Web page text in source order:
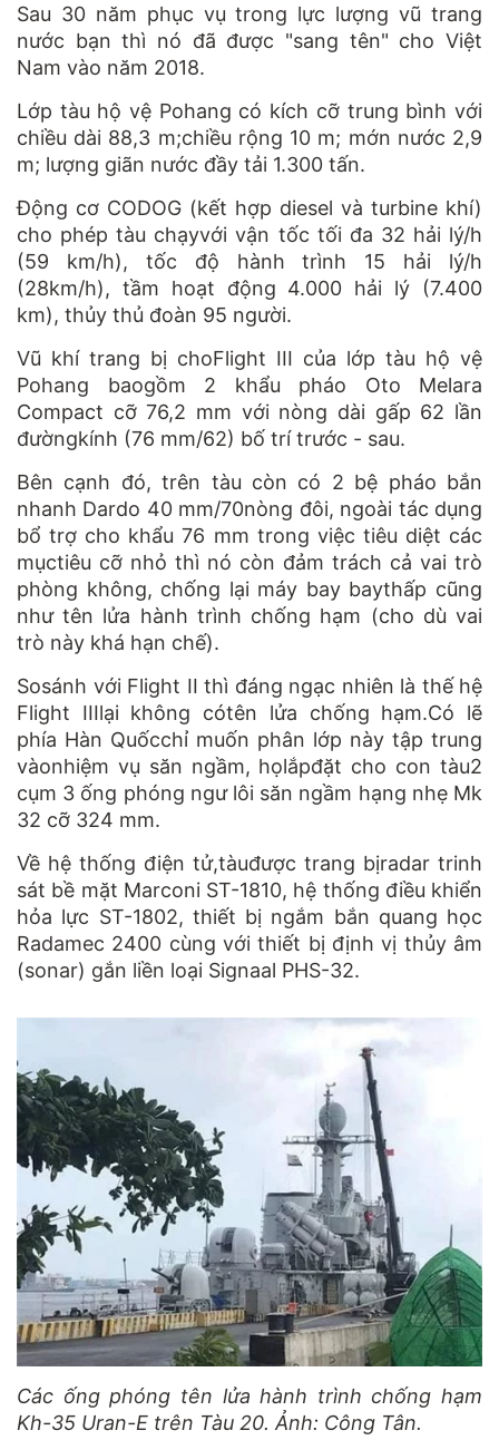
Sau 30 năm phục vụ trong lực lượng vũ trang
nước bạn thì nó đã được "sang tên" cho Việt
Nam vào năm 2018.
Lớp tàu hộ vệ Pohang có kích cỡ trung bình với
chiều dài 88,3 m;chiều rộng 10 m; mớn nước 2,9
m; lượng giãn nước đầy tải 1.300 tấn.
Động cơ CODOG (kết hợp diesel và turbine khí)
cho phép tàu chạyvới vận tốc tối đa 32 hải lý/h
(59 km/h), tốc độ hành trình 15 hải lý/h
(28km/h), tầm hoạt động 4.000 hải lý (7.400
km), thủy thủ đoàn 95 người.
Vũ khí trang bị choFlight III của lớp tàu hộ vệ
Pohang baogồm 2 khẩu pháo Oto Melara
Compact cỡ 76,2 mm với nòng dài gấp 62 lần
đườngkính (76 mm/62) bố trí trước - sau.
Bên cạnh đó, trên tàu còn có 2 bệ pháo bắn
nhanh Dardo 40 mm/70nòng đôi, ngoài tác dụng
bổ trợ cho khẩu 76 mm trong việc tiêu diệt các
mụctiêu cỡ nhỏ thì nó còn đảm trách cả vai trò
phòng không, chống lại máy bay baythấp cũng
như tên lửa hành trình chống hạm (cho dù vai
trò này khá hạn chế).
Sosánh với Flight II thì đáng ngạc nhiên là thế hệ
Flight IIIlại không cótên lửa chống hạm.Có lẽ
phía Hàn Quốcchỉ muốn phân lớp này tập trung
vàonhiệm vụ săn ngầm, họlắpđặt cho con tàu2
cụm 3 ống phóng ngư lôi săn ngầm hạng nhẹ Mk
32 cỡ 324 mm.
Về hệ thống điện tử,tàuđược trang bịradar trinh
sát bề mặt Marconi ST-1810, hệ thống điều khiển
hỏa lực ST-1802, thiết bị ngắm bắn quang học
Radamec 2400 cùng với thiết bị định vị thủy âm
(sonar) gắn liền loại Signaal PHS-32.
Các ống phóng tên lửa hành trình chống hạm
Kh-35 Uran-E trên Tàu 20. Ảnh: Công Tân.